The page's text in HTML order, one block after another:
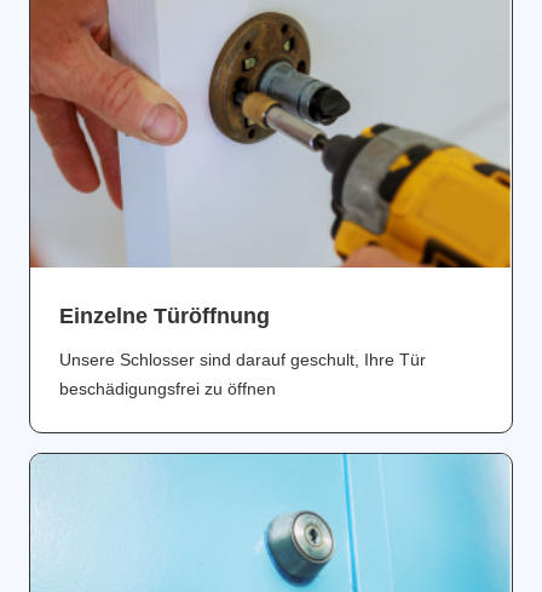
Einzelne Türöffnung
Unsere Schlosser sind darauf geschult, Ihre Tür
beschädigungsfrei zu öffnen